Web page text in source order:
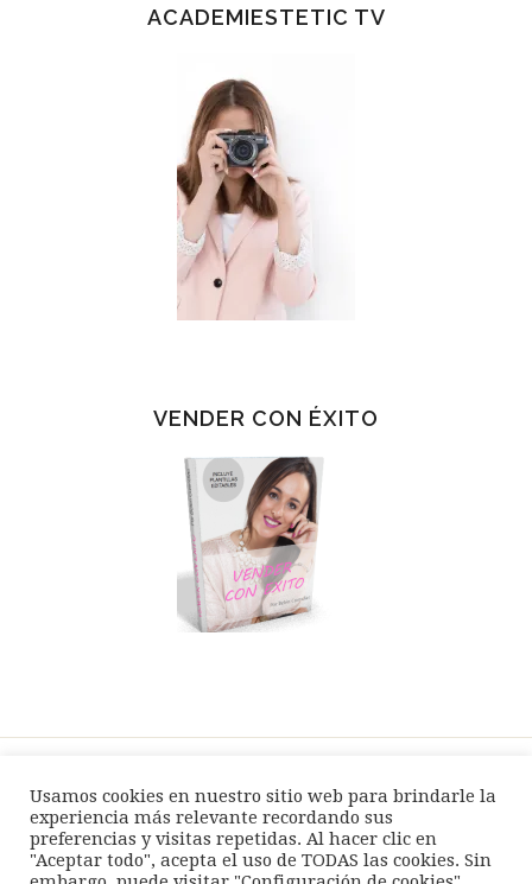
ACADEMIESTETIC TV
VENDER CON ÉXITO
SPEAKER / EVENTOS BLOG
AVISO LEGAL POLÍTICA PRIVACIDAD
Usamos cookies en nuestro sitio web para brindarle la
experiencia más relevante recordando sus
preferencias y visitas repetidas. Al hacer clic en
"Aceptar todo", acepta el uso de TODAS las cookies. Sin